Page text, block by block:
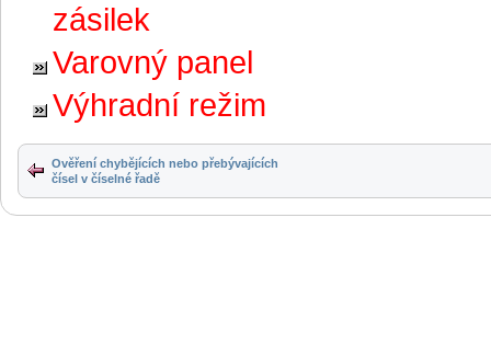
zásilek
Varovný panel
Výhradní režim
Ověření chybějících nebo přebývajících
čísel v číselné řadě